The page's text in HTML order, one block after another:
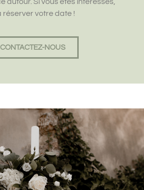
réserver votre date !
CONTACTEZ-NOUS